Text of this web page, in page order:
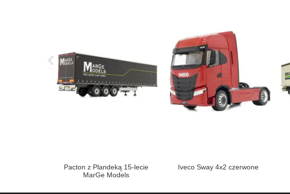
Pacton z Plandeką 15-lecie
MarGe Models
Iveco Sway 4x2 czerwone